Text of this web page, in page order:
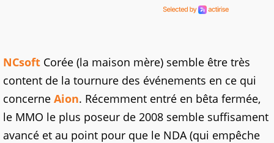
NCsoft Corée (la maison mère) semble être très
content de la tournure des événements en ce qui
concerne Aion. Récemment entré en bêta fermée,
le MMO le plus poseur de 2008 semble suffisament
avancé et au point pour que le NDA (qui empêche